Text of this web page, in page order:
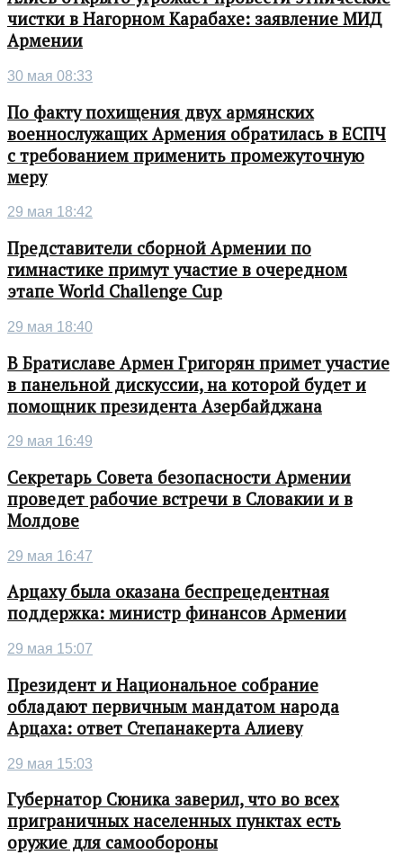
чистки в Нагорном Карабахе: заявление МИД
Армении
30 мая 08:33
По факту похищения двух армянских
военнослужащих Армения обратилась в ЕСПЧ
с требованием применить промежуточную
меру
29 мая 18:42
Представители сборной Армении по
гимнастике примут участие в очередном
этапе World Challenge Cup
29 мая 18:40
В Братиславе Армен Григорян примет участие
в панельной дискуссии, на которой будет и
помощник президента Азербайджана
29 мая 16:49
Секретарь Совета безопасности Армении
проведет рабочие встречи в Словакии и в
Молдове
29 мая 16:47
Арцаху была оказана беспрецедентная
поддержка: министр финансов Армении
29 мая 15:07
Президент и Национальное собрание
обладают первичным мандатом народа
Арцаха: ответ Степанакерта Алиеву
29 мая 15:03
Губернатор Сюника заверил, что во всех
приграничных населенных пунктах есть
оружие для самообороны